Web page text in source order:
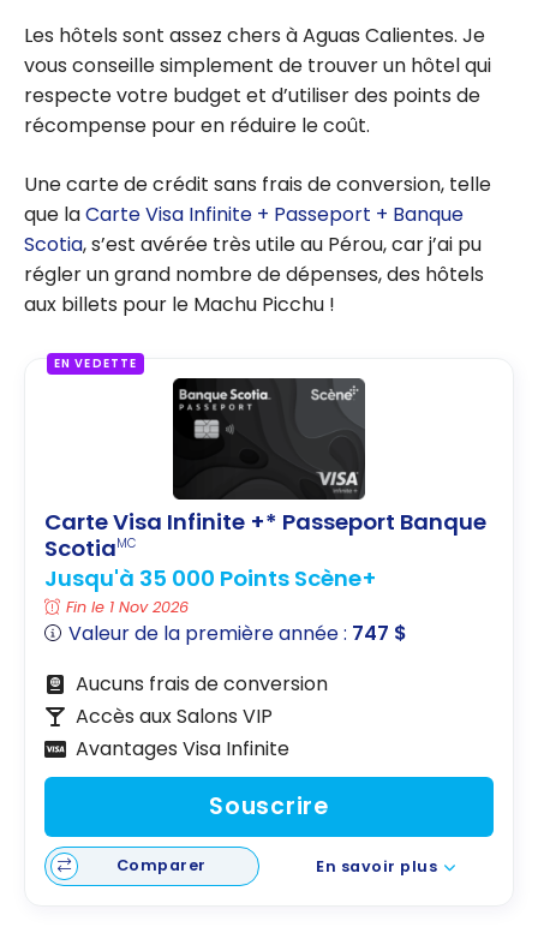
Les hôtels sont assez chers à Aguas Calientes. Je
vous conseille simplement de trouver un hôtel qui
respecte votre budget et d’utiliser des points de
récompense pour en réduire le coût.
Une carte de crédit sans frais de conversion, telle
que laCarte Visa Infinite + Passeport + Banque
Scotia, s’est avérée très utile au Pérou, car j’ai pu
régler un grand nombre de dépenses, des hôtels
aux billets pour le Machu Picchu !
EN VEDETTE
Carte Visa Infinite +* Passeport Banque
ScotiaMC
Jusqu'à 35 000 Points Scène+
Fin le 1 Nov 2026
Valeur de la première année : 747 $
Aucuns frais de conversion
Accès aux Salons VIP
Avantages Visa Infinite
Souscrire
Comparer En savoir plus